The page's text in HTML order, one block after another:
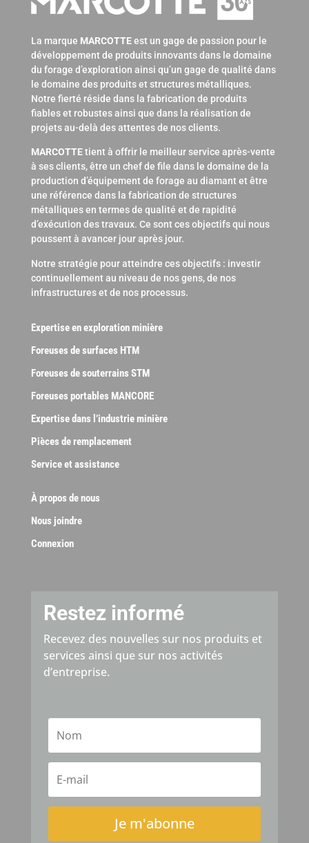
La marque MARCOTTEest un gage de passion pour le
développement de produits innovants dans le domaine
du forage d’exploration ainsi qu’un gage de qualité dans
le domaine des produits et structures métalliques.
Notre fierté réside dans la fabrication de produits
fiables et robustes ainsi que dans la réalisation de
projets au-delà des attentes de nos clients.
MARCOTTEtient à offrir le meilleur service après-vente
à ses clients, être un chef de file dans le domaine de la
production d’équipement de forage au diamant et être
une référence dans la fabrication de structures
métalliques en termes de qualité et de rapidité
d’exécution des travaux. Ce sont ces objectifs qui nous
poussent à avancer jour après jour.
Notre stratégie pour atteindre ces objectifs : investir
continuellement au niveau de nos gens, de nos
infrastructures et de nos processus.
Expertise en exploration minière
Foreuses de surfaces HTM
Foreuses de souterrains STM
Foreuses portables MANCORE
Expertise dans l’industrie minière
Pièces de remplacement
Service et assistance
À propos de nous
Nous joindre
Connexion
Restez informé
Recevez des nouvelles sur nos produits et
services ainsi que sur nos activités
d’entreprise.
Je m'abonne